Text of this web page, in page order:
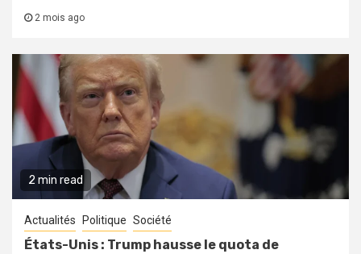
2 mois ago
2 min read
Actualités Politique Société
États-Unis : Trump hausse le quota de